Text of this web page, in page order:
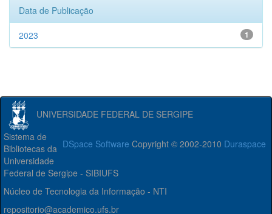
Data de Publicação
1
2023
UNIVERSIDADE FEDERAL DE SERGIPE
DSpace Software Copyright © 2002-2010 Duraspace
Sistema de
Bibliotecas da
Universidade
Federal de Sergipe - SIBIUFS
Núcleo de Tecnologia da Informação - NTI
repositorio@academico.ufs.br